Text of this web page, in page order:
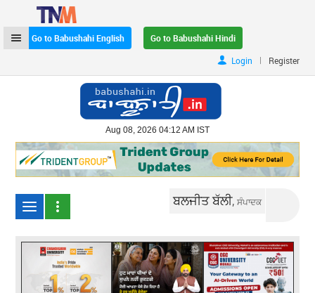
Go to Babushahi English
Go to Babushahi Hindi
Login
| Register
Aug 08, 2026 04:12 AM IST
ਬਲਜੀਤ ਬੱਲੀ,ਸੰਪਾਦਕ